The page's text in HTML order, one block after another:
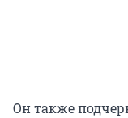
Он также